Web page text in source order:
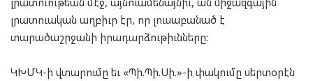
լրատուական աղբիւր էր, որ լուսաբանած է
տարածաշրջանի իրադարձութիւնները:
ԿԽՄԿ-ի վտարումը եւ «Պի.Պի.Սի.»-ի փակումը սերտօրէն